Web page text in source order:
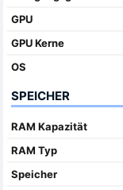
GPU
GPU Kerne
OS
SPEICHER
RAM Kapazität
RAM Typ
Speicher